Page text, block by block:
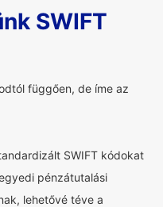
SWIFT
függően, de íme az
SWIFT kódokat
pénzátutalási
lehetővé téve a